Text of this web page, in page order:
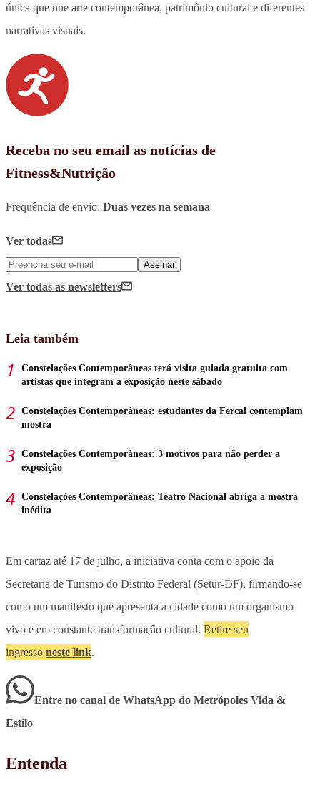
única que une arte contemporânea, patrimônio cultural e diferentes
narrativas visuais.
Receba no seu email as notícias de
Fitness&Nutrição
Frequência de envio: Duas vezes na semana
Ver todas
Assinar
Ver todas as newsletters
Leia também
Constelações Contemporâneas terá visita guiada gratuita com
artistas que integram a exposição neste sábado
Constelações Contemporâneas: estudantes da Fercal contemplam
mostra
Constelações Contemporâneas: 3 motivos para não perder a
exposição
Constelações Contemporâneas: Teatro Nacional abriga a mostra
inédita
Em cartaz até 17 de julho, a iniciativa conta com o apoio da
Secretaria de Turismo do Distrito Federal (Setur-DF), firmando-se
como um manifesto que apresenta a cidade como um organismo
vivo e em constante transformação cultural. Retire seu
ingresso neste link.
Entre no canal de WhatsApp do Metrópoles Vida &
Estilo
Entenda